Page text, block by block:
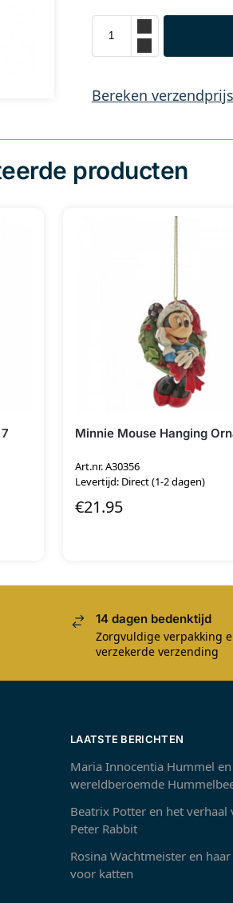
Bereken verzendprijs
producten
Minnie Mouse Hanging
Art.nr. A30356
Levertijd: Direct (1-2 dagen)
€21.95
14 dagen bedenktijd
Zorgvuldige verpakking
verzekerde verzending
LAATSTE BERICHTEN
Maria Innocentia Hummel
wereldberoemde
Beatrix Potter en het verhaal
Peter Rabbit
Rosina Wachtmeister en
voor katten